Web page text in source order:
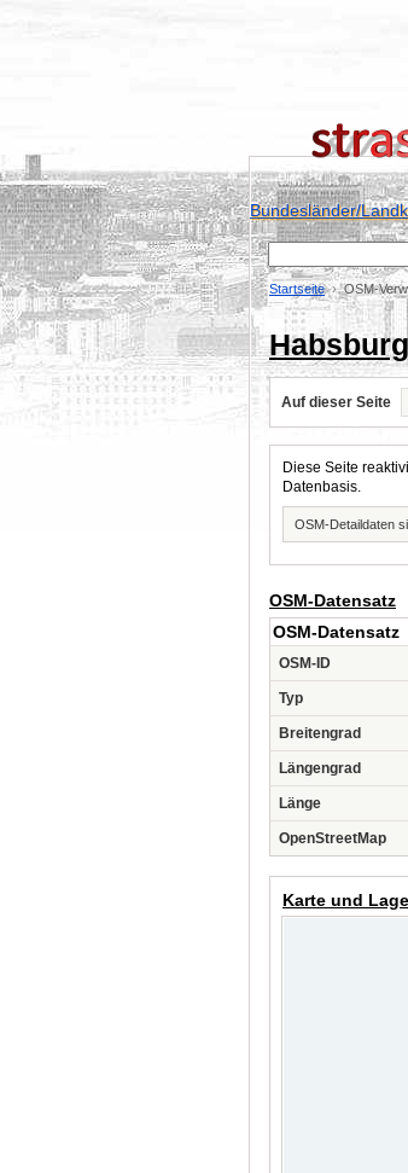
Bundesländer/
Startseite OSM-
Auf dieser Seite
Diese Seite
Datenbasis.
OSM-Detaildaten
OSM-Datensatz
OSM-Datensatz
OSM-ID
Typ
Breitengrad
Längengrad
Länge
OpenStreetMap
Karte und Lage